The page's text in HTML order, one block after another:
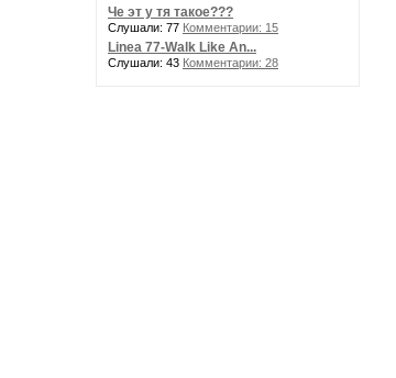
Че эт у тя такое???
Слушали: 77 Комментарии: 15
Linea 77-Walk Like An...
Слушали: 43 Комментарии: 28